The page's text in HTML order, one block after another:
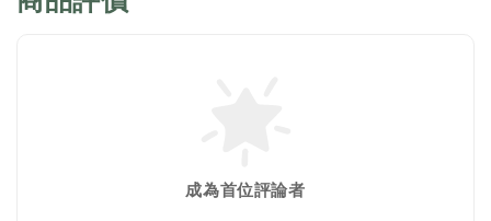
成為首位評論者